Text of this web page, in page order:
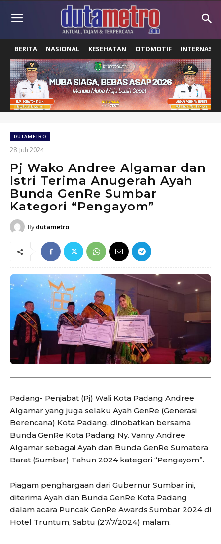
BERITA NASIONAL KESEHATAN OTOMOTIF
DUTAMETRO
28 Juli 2024
Pj Wako Andree Algamar dan
Istri Terima Anugerah Ayah
Bunda GenRe Sumbar
Kategori “Pengayom”
By dutametro
Padang- Penjabat (Pj) Wali Kota Padang Andree
Algamar yang juga selaku Ayah GenRe (Generasi
Berencana) Kota Padang, dinobatkan bersama
Bunda GenRe Kota Padang Ny. Vanny Andree
Algamar sebagai Ayah dan Bunda GenRe Sumatera
Barat (Sumbar) Tahun 2024 kategori “Pengayom”.
Piagam penghargaan dari Gubernur Sumbar ini,
diterima Ayah dan Bunda GenRe Kota Padang
dalam acara Puncak GenRe Awards Sumbar 2024 di
Hotel Truntum, Sabtu (27/7/2024) malam.